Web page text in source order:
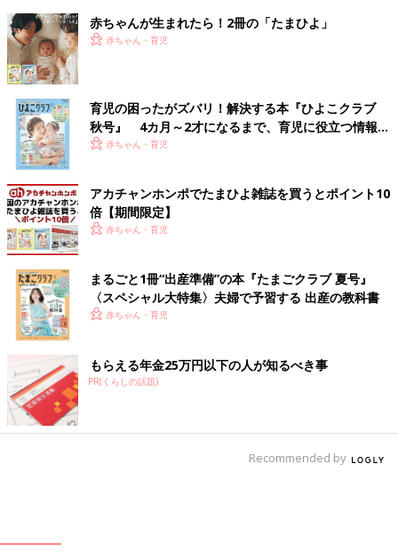
赤ちゃんが生まれたら！2冊の「たまひよ」
赤ちゃん・育児
育児の困ったがズバリ！解決する本『ひよこクラブ
秋号』 4カ月～2才になるまで、育児に役立つ情報が
いっぱい！
赤ちゃん・育児
アカチャンホンポでたまひよ雑誌を買うとポイント10
倍【期間限定】
赤ちゃん・育児
まるごと1冊“出産準備”の本『たまごクラブ 夏号』
〈スペシャル大特集〉夫婦で予習する 出産の教科書
赤ちゃん・育児
もらえる年金25万円以下の人が知るべき事
PR(くらしの話題)
Recommended by